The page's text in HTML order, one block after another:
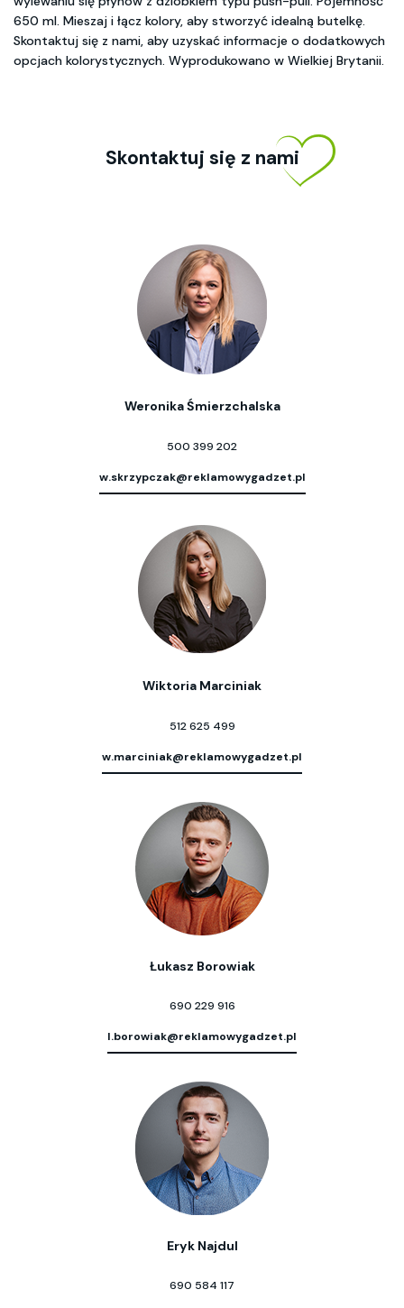
650 ml. Mieszaj i łącz kolory, aby stworzyć idealną butelkę.
Skontaktuj się z nami, aby uzyskać informacje o dodatkowych
opcjach kolorystycznych. Wyprodukowano w Wielkiej Brytanii.
Skontaktuj się z nami
Weronika Śmierzchalska
500 399 202
w.skrzypczak@reklamowygadzet.pl
Wiktoria Marciniak
512 625 499
w.marciniak@reklamowygadzet.pl
Łukasz Borowiak
690 229 916
l.borowiak@reklamowygadzet.pl
Eryk Najdul
690 584 117